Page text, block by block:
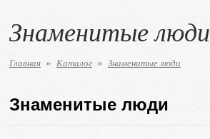
Знаменитые люди
Главная » Каталог » Знаменитые люди
Знаменитые люди